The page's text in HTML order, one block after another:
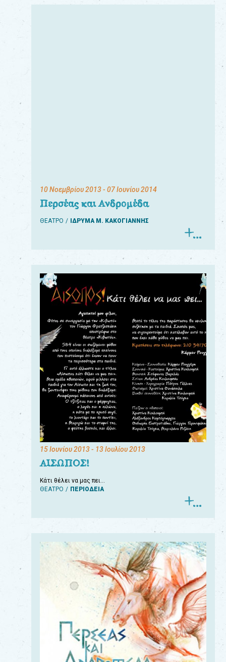
10 Νοεμβρίου 2013- 07 Ιουνίου 2014
Περσέας και Ανδρομέδα
ΘΕΑΤΡΟ ΙΔΡΥΜΑ Μ. ΚΑΚΟΓΙΑΝΝΗΣ
15 Ιουνίου 2013- 13 Ιουλίου 2013
ΑΙΣΩΠΟΣ!
Κάτι θέλει να μας πει…
ΘΕΑΤΡΟ
ΠΕΡΙΟΔΕΙΑ